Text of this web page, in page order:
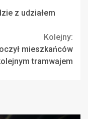
z udziałem
Kolejny:
mieszkańców
tramwajem